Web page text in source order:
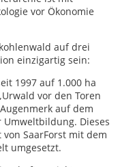
vor Ökonomie
auf drei
einzigartig sein:
1997 auf 1.000 ha
vor den Toren
auf dem
Dieses
SaarForst mit dem
umgesetzt.